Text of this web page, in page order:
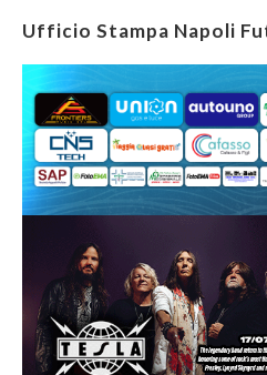
Ufficio Stampa Napoli